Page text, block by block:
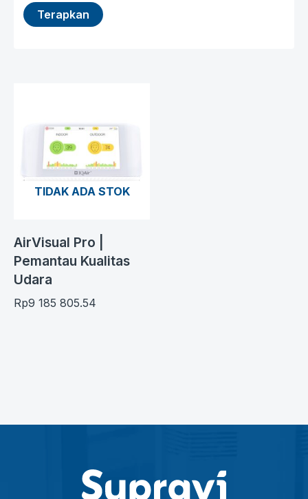
Terapkan
TIDAK ADA STOK
AirVisual Pro |
Pemantau Kualitas
Udara
Rp9 185 805.54